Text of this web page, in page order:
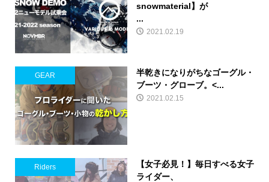
snowmaterial】が
...
2021.02.19
GEAR
半乾きになりがちなゴーグル・
ブーツ・グローブ。<...
2021.02.15
Riders
【女子必見！】毎日すべる女子
ライダー、